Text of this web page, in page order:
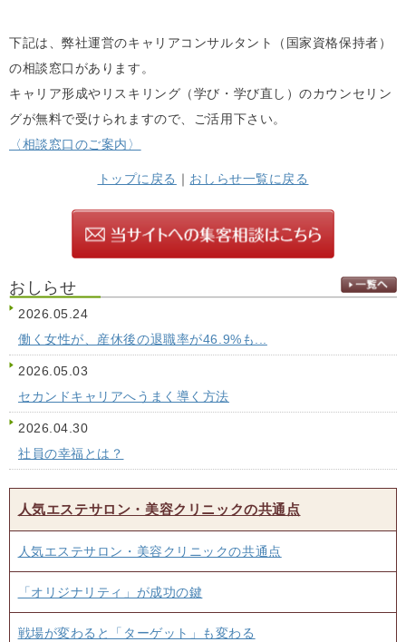
下記は、弊社運営のキャリアコンサルタント（国家資格保持者）
の相談窓口があります。
キャリア形成やリスキリング（学び・学び直し）のカウンセリン
グが無料で受けられますので、ご活用下さい。
〈相談窓口のご案内〉
トップに戻る ｜ おしらせ一覧に戻る
おしらせ
2026.05.24
働く女性が、産休後の退職率が46.9%も...
2026.05.03
セカンドキャリアへうまく導く方法
2026.04.30
社員の幸福とは？
人気エステサロン・美容クリニックの共通点
人気エステサロン・美容クリニックの共通点
「オリジナリティ」が成功の鍵
戦場が変わると「ターゲット」も変わる